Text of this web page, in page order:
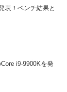
表！ベンチ結果と
i9-9900Kを発